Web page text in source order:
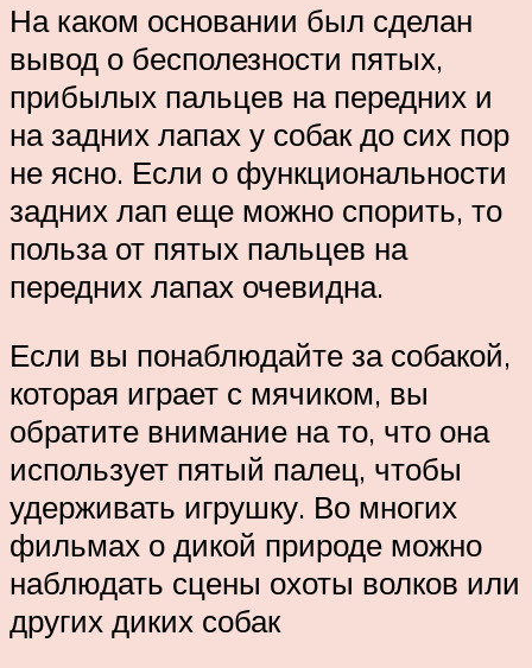
На каком основании был сделан
вывод о бесполезности пятых,
прибылых пальцев на передних и
на задних лапах у собак до сих пор
не ясно. Если о функциональности
задних лап еще можно спорить, то
польза от пятых пальцев на
передних лапах очевидна.
Если вы понаблюдайте за собакой,
которая играет с мячиком, вы
обратите внимание на то, что она
использует пятый палец, чтобы
удерживать игрушку. Во многих
фильмах о дикой природе можно
наблюдать сцены охоты волков или
других диких собак